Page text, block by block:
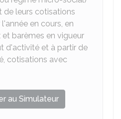
de leurs cotisations
en cours, en
barèmes en vigueur
d'activité et à partir de
cotisations avec
au Simulateur